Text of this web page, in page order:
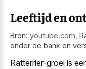
Leeftijd en
Bron: youtube.com
onder de bank en
Ratterrier-groei is